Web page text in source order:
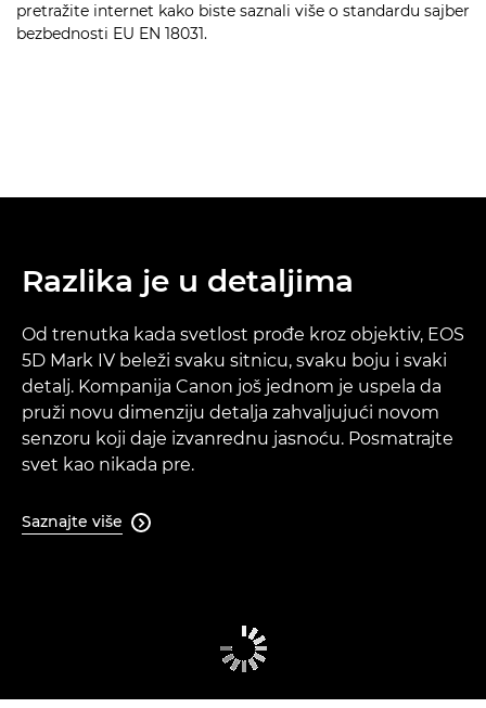
pretražite internet kako biste saznali više o standardu sajber
bezbednosti EU EN 18031.
Razlika je u detaljima
Od trenutka kada svetlost prođe kroz objektiv, EOS
5D Mark IV beleži svaku sitnicu, svaku boju i svaki
detalj. Kompanija Canon još jednom je uspela da
pruži novu dimenziju detalja zahvaljujući novom
senzoru koji daje izvanrednu jasnoću. Posmatrajte
svet kao nikada pre.
Saznajte više 